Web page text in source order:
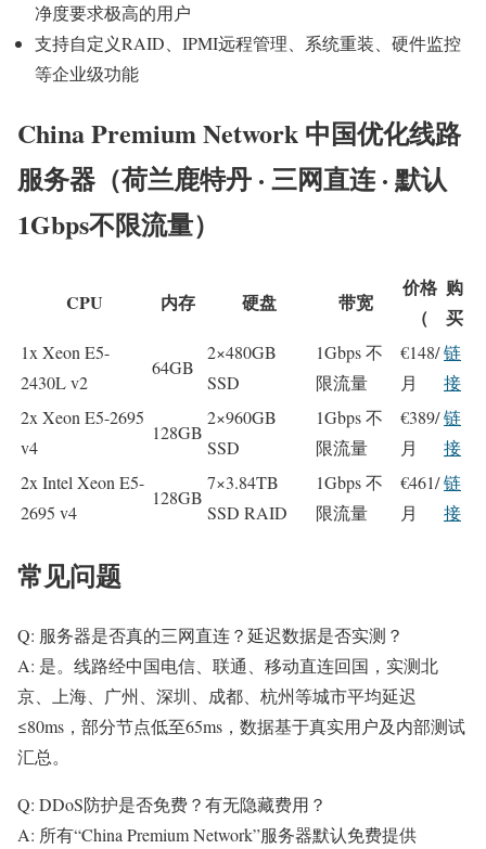
净度要求极高的用户
支持自定义RAID、IPMI远程管理、系统重装、硬件监控
等企业级功能
China Premium Network 中国优化线路
服务器（荷兰鹿特丹 · 三网直连 · 默认
1Gbps不限流量）
CPU 内存 硬盘 带宽
价格
（
购
买
1x Xeon E5-
2430L v2
64GB
2×480GB
SSD
1Gbps 不
限流量
€148/
月
链
接
2x Xeon E5-2695
v4
128GB
2×960GB
SSD
1Gbps 不
限流量
€389/
月
链
接
2x Intel Xeon E5-
2695 v4
128GB
7×3.84TB
SSD RAID
1Gbps 不
限流量
€461/
月
链
接
常见问题
Q: 服务器是否真的三网直连？延迟数据是否实测？
A: 是。线路经中国电信、联通、移动直连回国，实测北
京、上海、广州、深圳、成都、杭州等城市平均延迟
≤80ms，部分节点低至65ms，数据基于真实用户及内部测试
汇总。
Q: DDoS防护是否免费？有无隐藏费用？
A: 所有“China Premium Network”服务器默认免费提供